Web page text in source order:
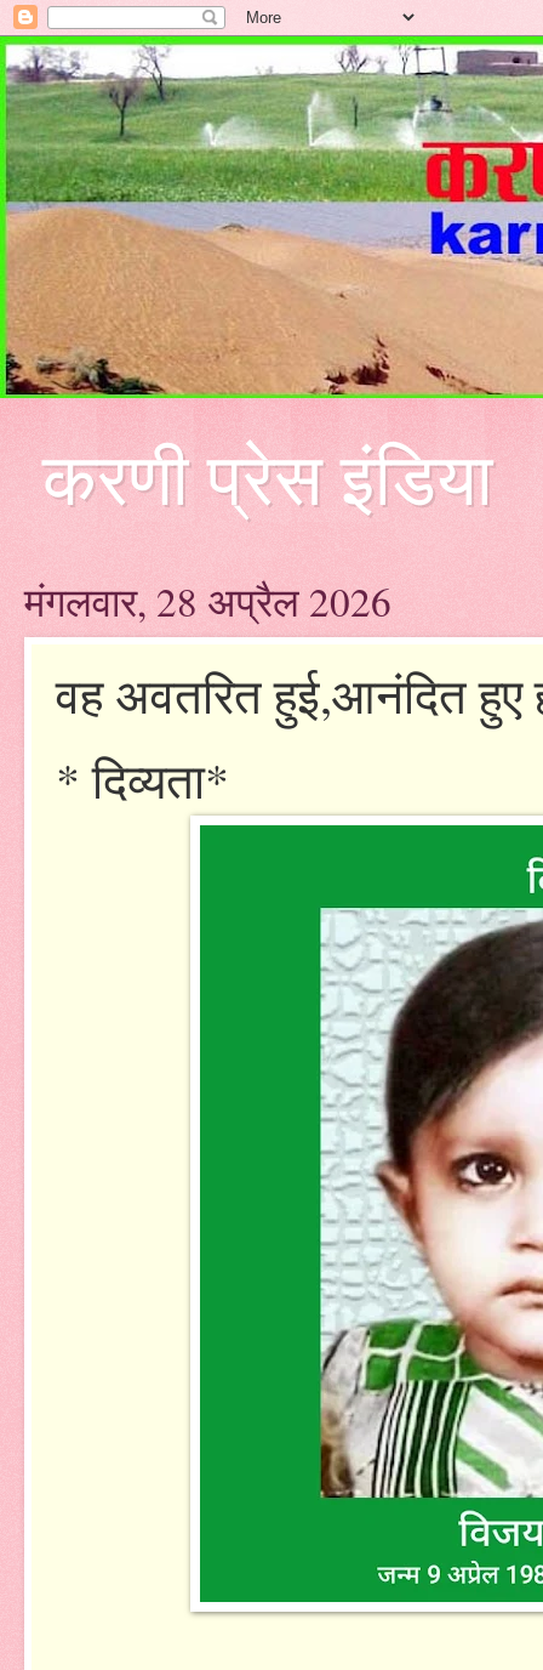
करणी प्रेस इंडिया
मंगलवार, 28 अप्रैल 2026
वह अवतरित हुई,आनंदित हुए
* दिव्यता*